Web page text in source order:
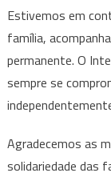
Estivemos em
família,
permanente. O
sempre se
Agradecemos as
solidariedade das